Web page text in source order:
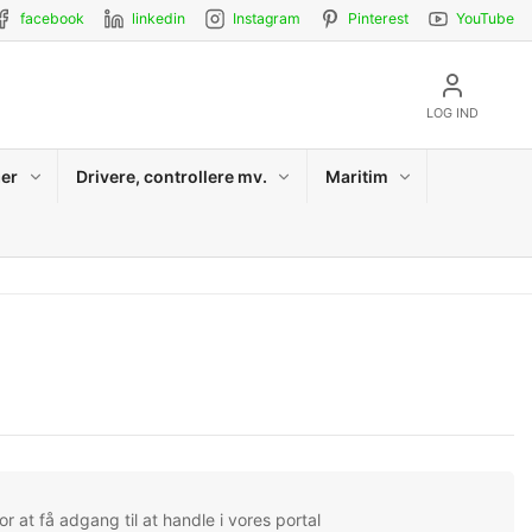
facebook linkedin Instagram Pinterest YouTube
LOG IND
Drivere, controllere mv. Maritim
at få adgang til at handle i vores portal